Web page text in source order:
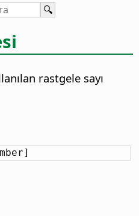
rastgele sayı